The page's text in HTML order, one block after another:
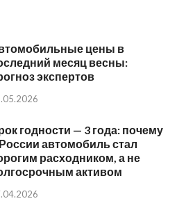
цены в
месяц весны:
экспертов
годности — 3 года: почему
автомобиль стал
расходником, а не
активом